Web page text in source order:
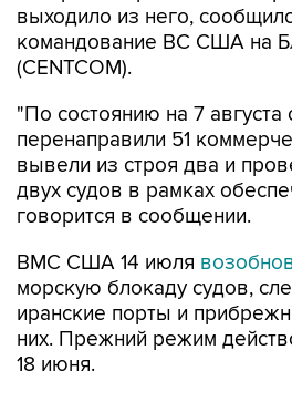
(CENTCOM).
"По состоянию на 7 августа
вывели из строя два и
двух судов в рамках
говорится в сообщении.
ВМС США 14 июля
иранские порты и
них. Прежний режим
18 июня.
За два месяца силы